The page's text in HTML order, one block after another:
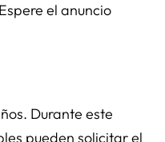
el anuncio
Durante este
pueden solicitar el